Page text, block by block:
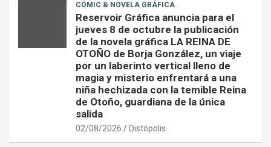
CÓMIC & NOVELA GRÁFICA
Reservoir Gráfica anuncia para el
jueves 8 de octubre la publicación
de la novela gráfica LA REINA DE
OTOÑO de Borja González, un viaje
por un laberinto vertical lleno de
magia y misterio enfrentará a una
niña hechizada con la temible Reina
de Otoño, guardiana de la única
salida
02/08/2026 Distópolis